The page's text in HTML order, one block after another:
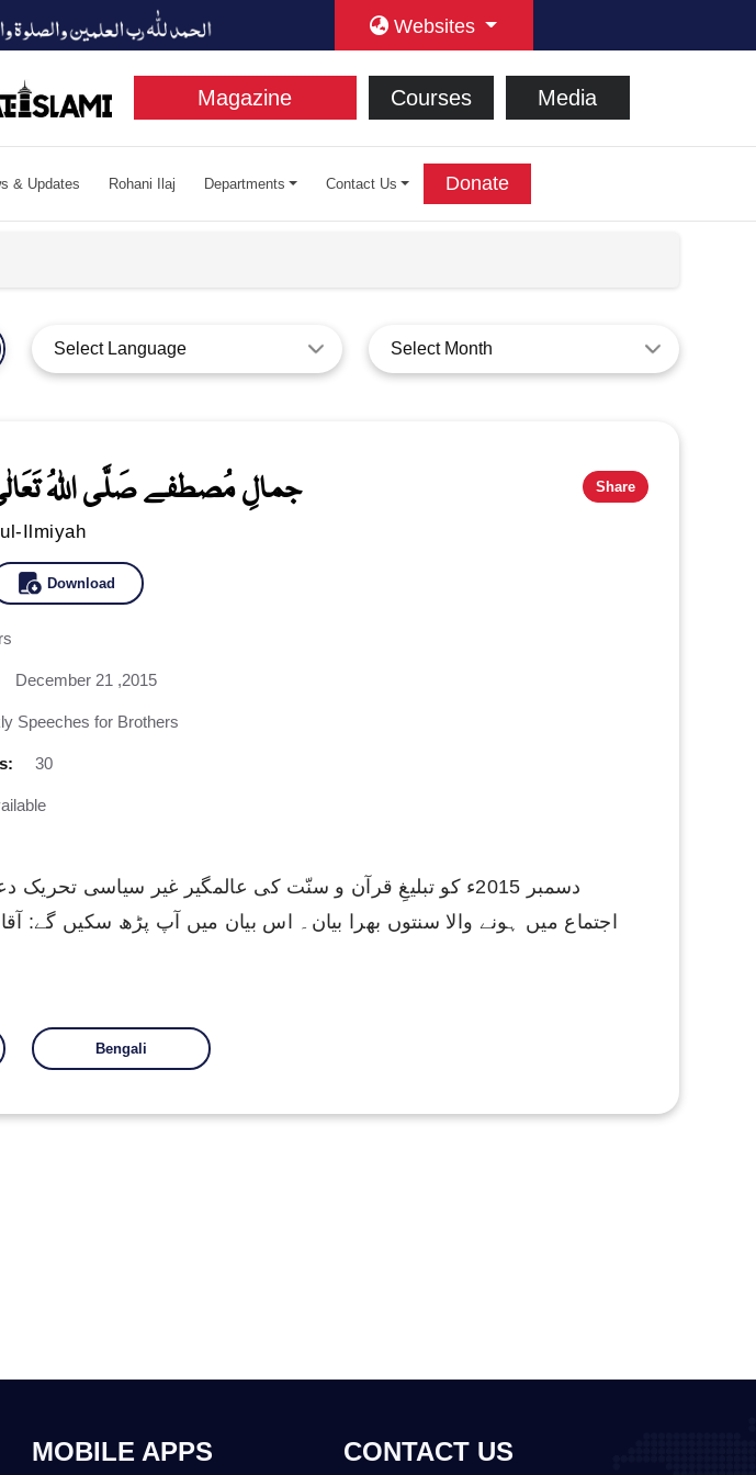
Websites
Magazine Courses Media
& Updates Rohani Ilaj Departments Contact Us Donate
Select Language Select Month
جمالِ مُصطفے صَلَّی اللہُ Share
Ilmiyah
Download
December 21 ,2015
Speeches for Brothers
30
اجتماع میں ہونے والا سنتوں بھرا بیان۔ اس بیان میں آپ پڑھ سکیں
Bengali
MOBILE APPS CONTACT US